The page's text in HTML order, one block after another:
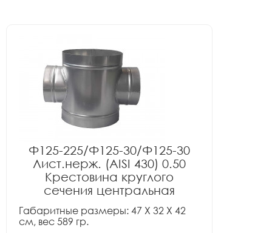
Ф125-225/Ф125-30/Ф125-30
Лист.нерж. (AISI 430) 0.50
Крестовина круглого
сечения центральная
Габаритные размеры: 47 X 32 X 42
см, вес 589 гр.